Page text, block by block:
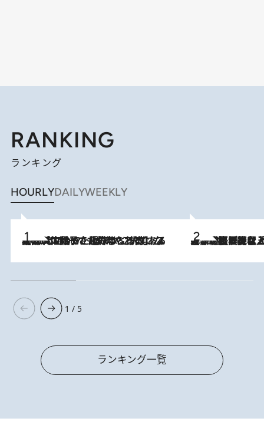
RANKING
ランキング
HOURLYDAILYWEEKLY
2026.8.5
【阿川佐和子さんの年とる力】なぜ70代で始めた趣味は“こんなに楽しい”のか？ ピアノ、俳句…スランプに陥っても続けられる“ある秘訣”とは 2026.8.5
【なぜ吉沢亮は「気配を消せる」のか？】興行収入208億の『国宝』を経て挑むミュージカル『ディア・エヴァン・ハンセン』。トップ俳優が舞台上でさらけ出した“孤独”とは
1 / 5
ランキング一覧